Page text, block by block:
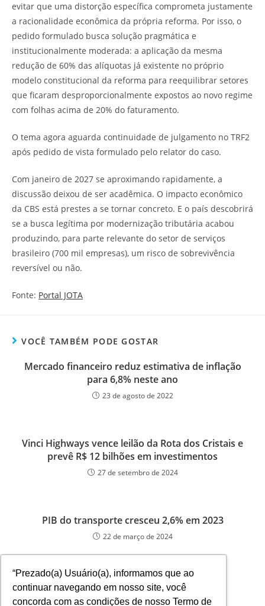
“Prezado(a) Usuário(a), informamos que ao
continuar navegando em nosso site, você
concorda com as condições de nosso Termo de
evitar que uma distorção específica comprometa justamente
a racionalidade econômica da própria reforma. Por isso, o
pedido formulado busca solução pragmática e
institucionalmente moderada: a aplicação da mesma
redução de 60% das alíquotas já existente no próprio
modelo constitucional da reforma para reequilibrar setores
que ficaram desproporcionalmente expostos ao novo regime
com folhas acima de 20% do faturamento.
O tema agora aguarda continuidade de julgamento no TRF2
após pedido de vista formulado pelo relator do caso.
Com janeiro de 2027 se aproximando rapidamente, a
discussão deixou de ser acadêmica. O impacto econômico
da CBS está prestes a se tornar concreto. E o país descobrirá
se a busca legítima por modernização tributária acabou
produzindo, para parte relevante do setor de serviços
brasileiro (700 mil empresas), um risco de sobrevivência
reversível ou não.
Fonte: Portal JOTA
VOCÊ TAMBÉM PODE GOSTAR
Mercado financeiro reduz estimativa de inflação
para 6,8% neste ano
23 de agosto de 2022
Vinci Highways vence leilão da Rota dos Cristais e
prevê R$ 12 bilhões em investimentos
27 de setembro de 2024
PIB do transporte cresceu 2,6% em 2023
22 de março de 2024